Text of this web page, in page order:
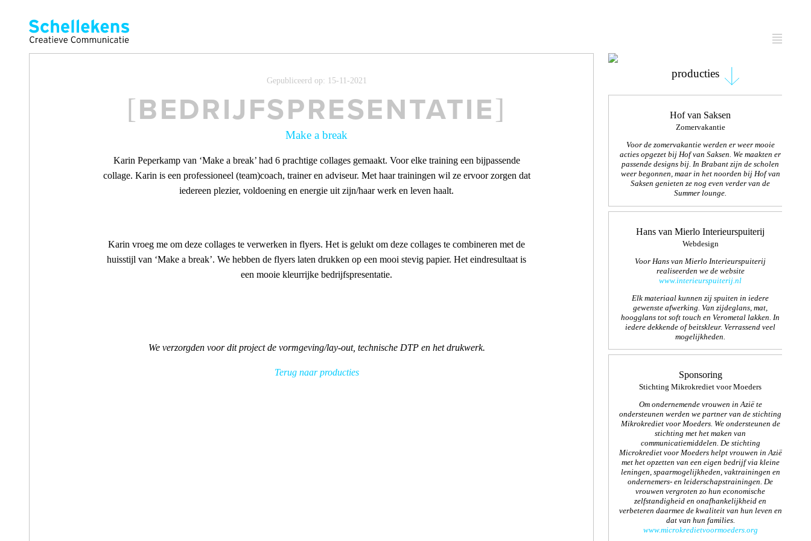
[RECLAME]:[DRUKWERK]:
DIGITAAL : MEDIAMIX]
creatieve ideeën & technische oplossingen
voor drukwerk & digitale producten:concept, grafische vormgeving & technische DTP:webdesign, strategie & techniek:offline reclame effectief voor online business
Gepubliceerd op: 15-11-2021
BEDRIJFSPRESENTATIE
Make a break
Karin Peperkamp van ‘Make a break’ had 6 prachtige collages gemaakt. Voor elke training een bijpassende
collage. Karin is een professioneel (team)coach, trainer en adviseur. Met haar trainingen wil ze ervoor zorgen dat
iedereen plezier, voldoening en energie uit zijn/haar werk en leven haalt.
Karin vroeg me om deze collages te verwerken in flyers. Het is gelukt om deze collages te combineren met de
huisstijl van ‘Make a break’. We hebben de flyers laten drukken op een mooi stevig papier. Het eindresultaat is
een mooie kleurrijke bedrijfspresentatie.
We verzorgden voor dit project de vormgeving/lay-out, technische DTP en het drukwerk.
Terug naar producties
producties
Hof van Saksen
Zomervakantie
Voor de zomervakantie werden er weer mooie
acties opgezet bij Hof van Saksen. We maakten er
passende designs bij. In Brabant zijn de scholen
weer begonnen, maar in het noorden bij Hof van
Saksen genieten ze nog even verder van de
Summer lounge.
Hans van Mierlo Interieurspuiterij
Webdesign
Voor Hans van Mierlo Interieurspuiterij
realiseerden we de website
www.interieurspuiterij.nl
Elk materiaal kunnen zij spuiten in iedere
gewenste afwerking. Van zijdeglans, mat,
hoogglans tot soft touch en Verometal lakken. In
iedere dekkende of beitskleur. Verrassend veel
mogelijkheden.
Sponsoring
Stichting Mikrokrediet voor Moeders
Om ondernemende vrouwen in Azië te
ondersteunen werden we partner van de stichting
Mikrokrediet voor Moeders. We ondersteunen de
stichting met het maken van
communicatiemiddelen. De stichting
Microkrediet voor Moeders helpt vrouwen in Azië
met het opzetten van een eigen bedrijf via kleine
leningen, spaarmogelijkheden, vaktrainingen en
ondernemers- en leiderschapstrainingen. De
vrouwen vergroten zo hun economische
zelfstandigheid en onafhankelijkheid en
verbeteren daarmee de kwaliteit van hun leven en
dat van hun families.
www.microkredietvoormoeders.org